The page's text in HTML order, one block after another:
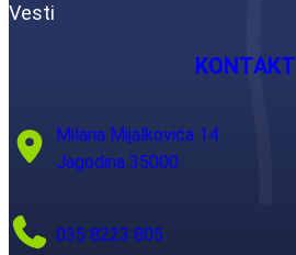
Vesti
KONTAKT
Milana Mijalkovića 14
Jagodina 35000
035 8223 805